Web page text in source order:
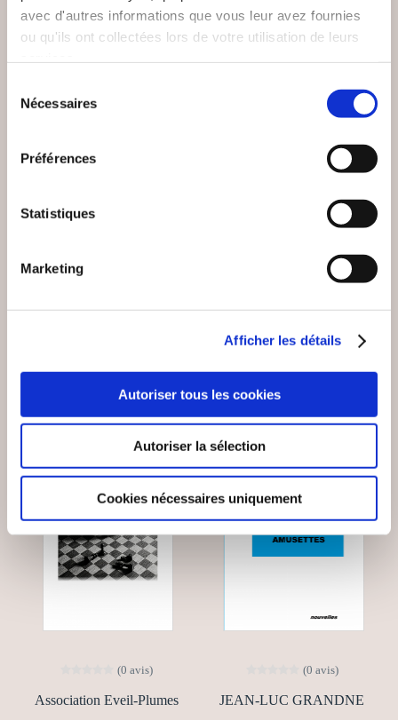
avec d'autres informations que vous leur avez fournies
ou qu'ils ont collectées lors de votre utilisation de leurs
Nécessaires
Préférences
Statistiques
Marketing
Afficher les détails
Autoriser tous les cookies
Autoriser la sélection
Cookies nécessaires uniquement
Bruno BACROIX
Nouvelles
Thibaut Carré
ELLE A TUÉ DE
Nouvelles
9€00
(0 avis)
Association Eveil-Plumes
(0 avis)
JEAN-LUC GRANDNE